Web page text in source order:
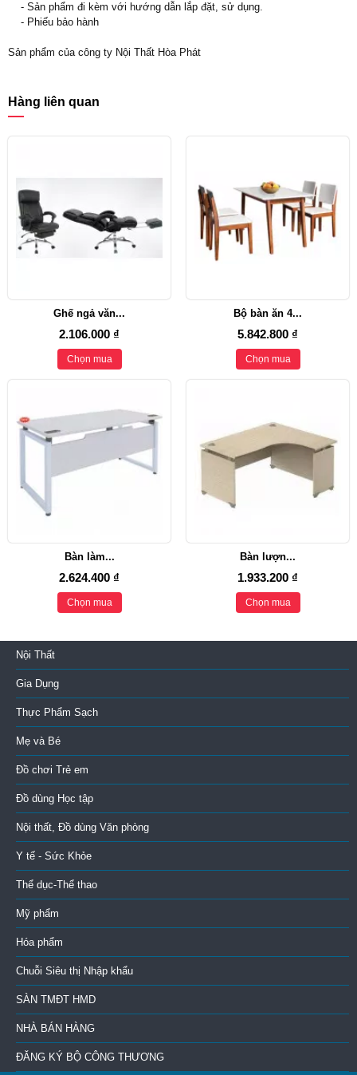
- Sản phẩm đi kèm với hướng dẫn lắp đặt, sử dụng.
- Phiếu bảo hành
Sản phẩm của công ty Nội Thất Hòa Phát
Hàng liên quan
Ghế ngả văn...
2.106.000 ₫
Chọn mua
Bộ bàn ăn 4...
5.842.800 ₫
Chọn mua
Bàn làm...
2.624.400 ₫
Chọn mua
Bàn lượn...
1.933.200 ₫
Chọn mua
Nội Thất
Gia Dụng
Thực Phẩm Sạch
Mẹ và Bé
Đồ chơi Trẻ em
Đồ dùng Học tập
Nội thất, Đồ dùng Văn phòng
Y tế - Sức Khỏe
Thể dục-Thể thao
Mỹ phẩm
Hóa phẩm
Chuỗi Siêu thị Nhập khẩu
SÀN TMĐT HMD
NHÀ BÁN HÀNG
ĐĂNG KÝ BỘ CÔNG THƯƠNG